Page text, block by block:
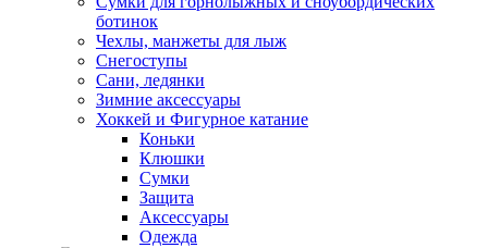
ботинок
Чехлы, манжеты для лыж
Снегоступы
Сани, ледянки
Зимние аксессуары
Хоккей и Фигурное катание
Коньки
Клюшки
Сумки
Защита
Аксессуары
Одежда